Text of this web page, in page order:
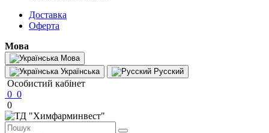
Доставка
Оферта
Мова
Мова
Українська
Русский
Особистий кабінет
0 0
0